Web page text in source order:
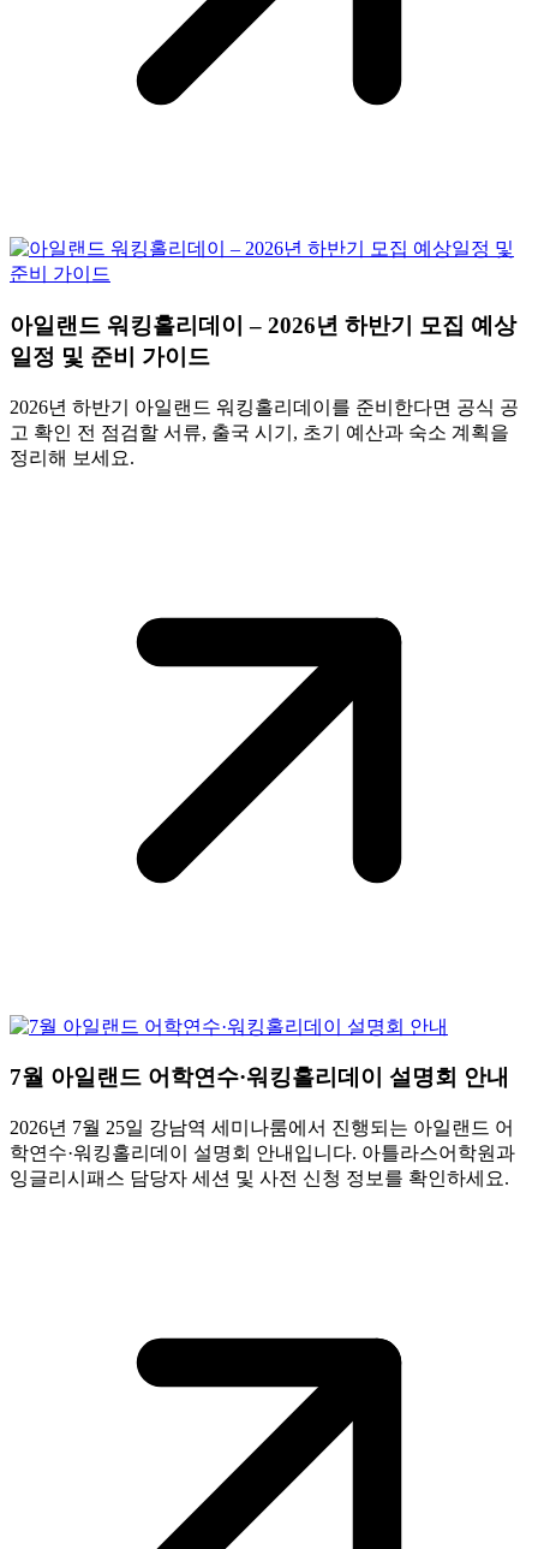
아일랜드 워킹홀리데이 – 2026년 하반기 모집 예상
일정 및 준비 가이드
2026년 하반기 아일랜드 워킹홀리데이를 준비한다면 공식 공
고 확인 전 점검할 서류, 출국 시기, 초기 예산과 숙소 계획을
정리해 보세요.
7월 아일랜드 어학연수·워킹홀리데이 설명회 안내
2026년 7월 25일 강남역 세미나룸에서 진행되는 아일랜드 어
학연수·워킹홀리데이 설명회 안내입니다. 아틀라스어학원과
잉글리시패스 담당자 세션 및 사전 신청 정보를 확인하세요.